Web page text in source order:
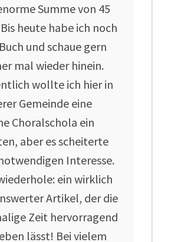
Summe von 45
Bis heute habe ich noch
und schaue gern
mal wieder hinein.
wollte ich hier in
Gemeinde eine
Choralschola ein
aber es scheiterte
Interesse.
ein wirklich
Artikel, der die
Zeit hervorragend
lässt! Bei vielem